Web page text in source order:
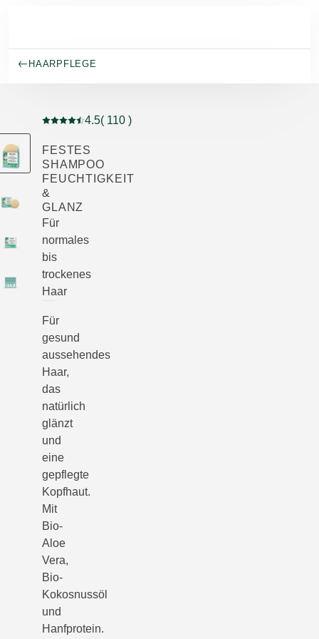
HAARPFLEGE
Aktuelle Bewertung: 4.5 von 5 Sternen bewertet von
4.5( 110 )
FESTES
SHAMPOO
FEUCHTIGKEIT
&
GLANZ
Für
normales
bis
trockenes
Haar
Für
gesund
aussehendes
Haar,
das
natürlich
glänzt
und
eine
gepflegte
Kopfhaut.
Mit
Bio-
Aloe
Vera,
Bio-
Kokosnussöl
und
Hanfprotein.